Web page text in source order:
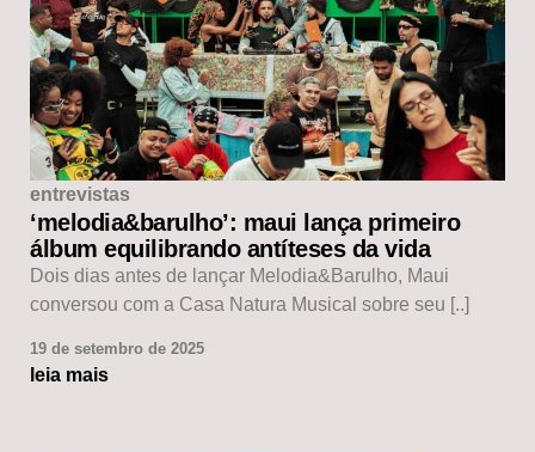
entrevistas
‘melodia&barulho’: maui lança primeiro
álbum equilibrando antíteses da vida
Dois dias antes de lançar Melodia&Barulho, Maui
conversou com a Casa Natura Musical sobre seu [..]
19 de setembro de 2025
leia mais